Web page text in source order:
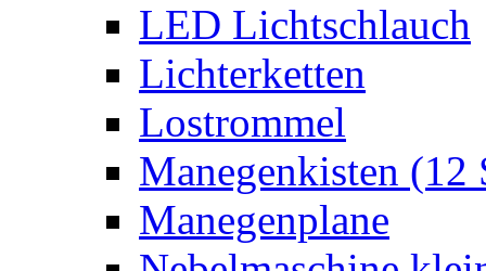
LED Lichtschlauch
Lichterketten
Lostrommel
Manegenkisten (12
Manegenplane